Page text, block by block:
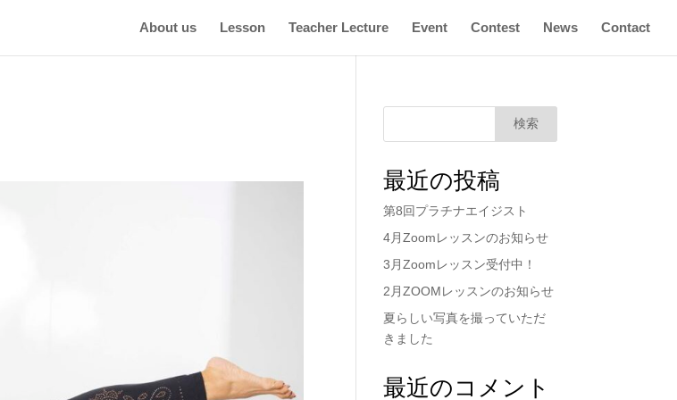
About us Lesson Teacher Lecture Event Contest News Contact
検索
最近の投稿
第8回プラチナエイジスト
4月Zoomレッスンのお知らせ
3月Zoomレッスン受付中！
2月ZOOMレッスンのお知らせ
夏らしい写真を撮っていただ
きました
最近のコメント